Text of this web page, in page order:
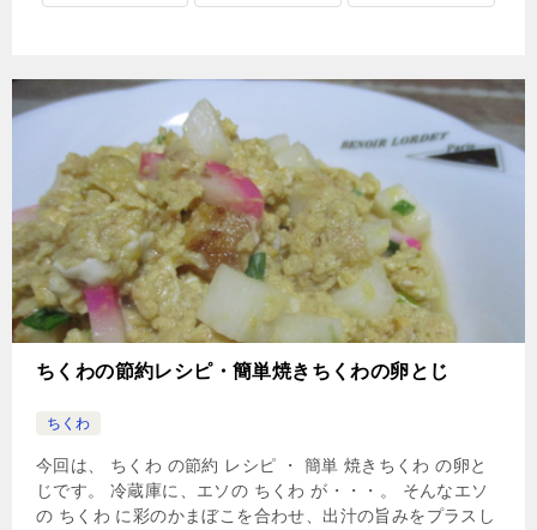
ちくわの節約レシピ・簡単焼きちくわの卵とじ
ちくわ
今回は、 ちくわ の節約 レシピ ・ 簡単 焼きちくわ の卵と
じです。 冷蔵庫に、エソの ちくわ が・・・。 そんなエソ
の ちくわ に彩のかまぼこを合わせ、出汁の旨みをプラスし